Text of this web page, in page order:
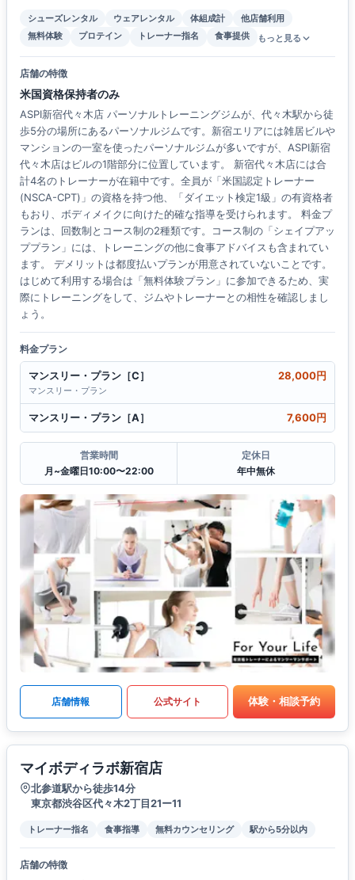
シューズレンタル ウェアレンタル 体組成計
他店舗利用
無料体験
プロテイン トレーナー指名 食事提供 もっと見る
店舗の特徴
米国資格保持者のみ
ASPI新宿代々木店 パーソナルトレーニングジムが、代々木駅から徒
歩5分の場所にあるパーソナルジムです。新宿エリアには雑居ビルや
マンションの一室を使ったパーソナルジムが多いですが、ASPI新宿
代々木店はビルの1階部分に位置しています。 新宿代々木店には合
計4名のトレーナーが在籍中です。全員が「米国認定トレーナー
(NSCA-CPT)」の資格を持つ他、「ダイエット検定1級」の有資格者
もおり、ボディメイクに向けた的確な指導を受けられます。 料金プ
ランは、回数制とコース制の2種類です。コース制の「シェイプアッ
ププラン」には、トレーニングの他に食事アドバイスも含まれてい
ます。 デメリットは都度払いプランが用意されていないことです。
はじめて利用する場合は「無料体験プラン」に参加できるため、実
際にトレーニングをして、ジムやトレーナーとの相性を確認しまし
ょう。
料金プラン
マンスリー・プラン［C］ 28,000円
マンスリー・プラン
マンスリー・プラン［A］ 7,600円
営業時間
月~金曜日10:00〜22:00
定休日
年中無休
店舗情報 公式サイト 体験・相談予約
マイボディラボ新宿店
北参道駅から徒歩14分
東京都渋谷区代々木2丁目21ー11
トレーナー指名 食事指導 無料カウンセリング 駅から5分以内
店舗の特徴